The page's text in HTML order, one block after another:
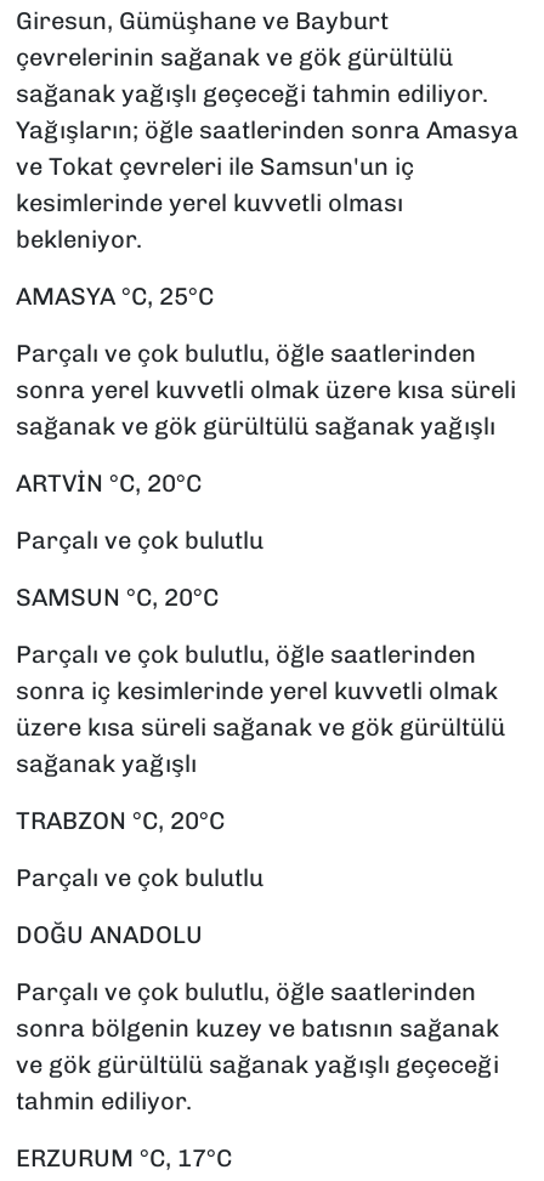
Giresun, Gümüşhane ve Bayburt
çevrelerinin sağanak ve gök gürültülü
sağanak yağışlı geçeceği tahmin ediliyor.
Yağışların; öğle saatlerinden sonra Amasya
ve Tokat çevreleri ile Samsun'un iç
kesimlerinde yerel kuvvetli olması
bekleniyor.
AMASYA °C, 25°C
Parçalı ve çok bulutlu, öğle saatlerinden
sonra yerel kuvvetli olmak üzere kısa süreli
sağanak ve gök gürültülü sağanak yağışlı
ARTVİN °C, 20°C
Parçalı ve çok bulutlu
SAMSUN °C, 20°C
Parçalı ve çok bulutlu, öğle saatlerinden
sonra iç kesimlerinde yerel kuvvetli olmak
üzere kısa süreli sağanak ve gök gürültülü
sağanak yağışlı
TRABZON °C, 20°C
Parçalı ve çok bulutlu
DOĞU ANADOLU
Parçalı ve çok bulutlu, öğle saatlerinden
sonra bölgenin kuzey ve batısnın sağanak
ve gök gürültülü sağanak yağışlı geçeceği
tahmin ediliyor.
ERZURUM °C, 17°C